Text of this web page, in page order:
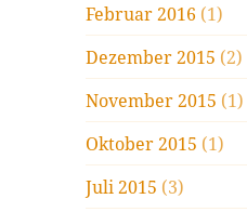
Februar 2016 (1)
Dezember 2015 (2)
November 2015 (1)
Oktober 2015 (1)
Juli 2015 (3)